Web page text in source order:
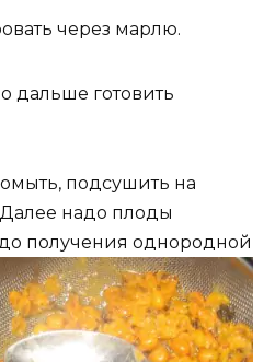
через марлю.
дальше готовить
подсушить на
надо плоды
получения однородной